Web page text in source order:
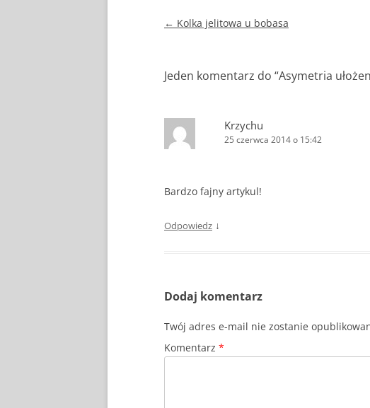
Nawigacja
← Kolka jelitowa u bobasa
Jeden komentarz do “Asymetria
Krzychu
25 czerwca 2014 o 15:42
Bardzo fajny artykul!
Odpowiedz ↓
Dodaj komentarz
Twój adres e-mail nie zostanie
Komentarz *